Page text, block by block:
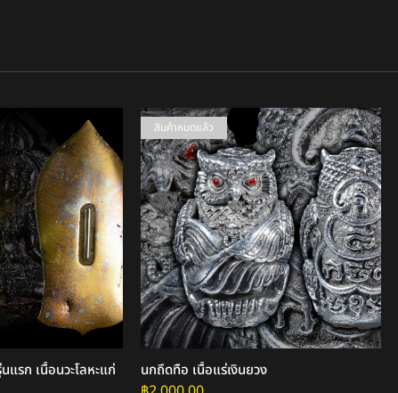
รก เนื้อนวะโลหะแก่
สินค้าหมดแล้ว
นกถึดทือ เนื้อแร่เงินยวง